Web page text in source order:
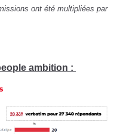
ont été multipliées par
ambition :